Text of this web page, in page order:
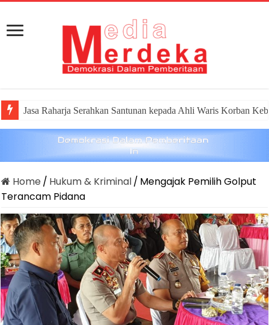
Jasa Raharja Serahkan Santunan kepada Ahli Waris Korban
Home / Hukum & Kriminal/ Mengajak Pemilih Golput
Terancam Pidana